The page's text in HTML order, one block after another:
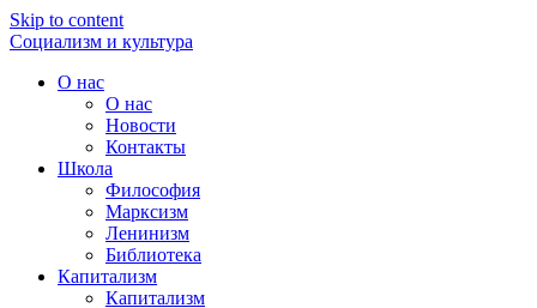
Skip to content
Социализм и культура
О нас
О нас
Новости
Контакты
Школа
Философия
Марксизм
Ленинизм
Библиотека
Капитализм
Капитализм